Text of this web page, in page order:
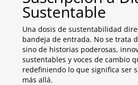
Sustentable
Una dosis de sustentabilidad
bandeja de entrada. No se trata
sino de historias poderosas,
sustentables y voces de cambio
redefiniendo lo que significa ser
más allá.